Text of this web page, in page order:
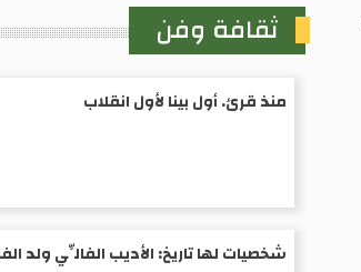
ثقافة وفن
منذ قرئ. أول بينا لأول انقلاب
شخصيات لها تاريخ: الأديب الفالِّي ولد